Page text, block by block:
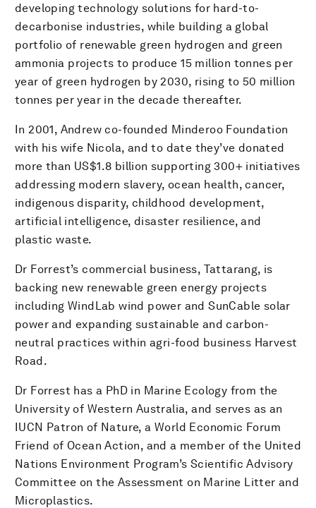
developing technology solutions for hard-to-
decarbonise industries, while building a global
portfolio of renewable green hydrogen and green
ammonia projects to produce 15 million tonnes per
year of green hydrogen by 2030, rising to 50 million
tonnes per year in the decade thereafter.
In 2001, Andrew co-founded Minderoo Foundation
with his wife Nicola, and to date they’ve donated
more than US$1.8 billion supporting 300+ initiatives
addressing modern slavery, ocean health, cancer,
indigenous disparity, childhood development,
artificial intelligence, disaster resilience, and
plastic waste.
Dr Forrest’s commercial business, Tattarang, is
backing new renewable green energy projects
including WindLab wind power and SunCable solar
power and expanding sustainable and carbon-
neutral practices within agri-food business Harvest
Road.
Dr Forrest has a PhD in Marine Ecology from the
University of Western Australia, and serves as an
IUCN Patron of Nature, a World Economic Forum
Friend of Ocean Action, and a member of the United
Nations Environment Program’s Scientific Advisory
Committee on the Assessment on Marine Litter and
Microplastics.